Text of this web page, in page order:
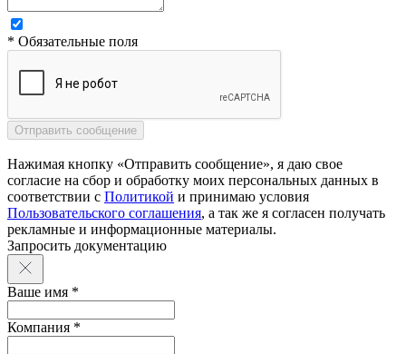
* Обязательные поля
Нажимая кнопку «Отправить сообщение», я даю свое
согласие на сбор и обработку моих персональных данных в
соответствии с Политикой и принимаю условия
Пользовательского соглашения, а так же я согласен получать
рекламные и информационные материалы.
Запросить документацию
Ваше имя *
Компания *